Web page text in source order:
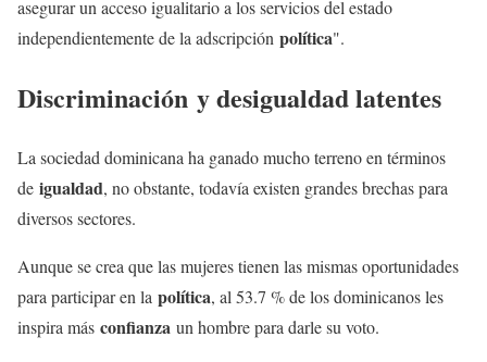
asegurar un acceso igualitario a los servicios del estado
independientemente de la adscripción política".
Discriminación y desigualdad latentes
La sociedad dominicana ha ganado mucho terreno en términos
de igualdad, no obstante, todavía existen grandes brechas para
diversos sectores.
Aunque se crea que las mujeres tienen las mismas oportunidades
para participar en la política, al 53.7 % de los dominicanos les
inspira más confianza un hombre para darle su voto.